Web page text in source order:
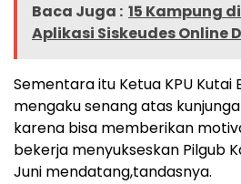
Baca Juga : 15 Kampung
Aplikasi Siskeudes Online
Sementara itu Ketua KPU Kutai
mengaku senang atas
karena bisa memberikan
bekerja menyukseskan Pilgub
Juni mendatang,tandasnya.